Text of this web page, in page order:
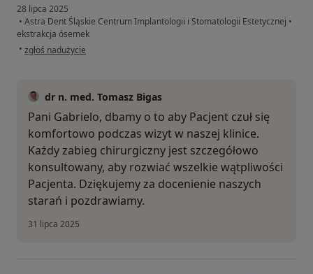
28 lipca 2025
• Astra Dent Śląskie Centrum Implantologii i Stomatologii Estetycznej •
ekstrakcja ósemek
• w opinii użytkownika Gabriela
zgłoś nadużycie
dr n. med. Tomasz Bigas
Pani Gabrielo, dbamy o to aby Pacjent czuł się
komfortowo podczas wizyt w naszej klinice.
Każdy zabieg chirurgiczny jest szczegółowo
konsultowany, aby rozwiać wszelkie wątpliwości
Pacjenta. Dziękujemy za docenienie naszych
starań i pozdrawiamy.
31 lipca 2025